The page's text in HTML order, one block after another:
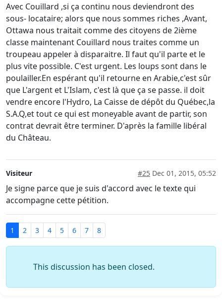
Avec Couillard ,si ça continu nous deviendront des
sous- locataire; alors que nous sommes riches ,Avant,
Ottawa nous traitait comme des citoyens de 2ième
classe maintenant Couillard nous traites comme un
troupeau appeler à disparaitre. Il faut qu'il parte et le
plus vite possible. C'est urgent. Les loups sont dans le
poulailler.En espérant qu'il retourne en Arabie,c'est sûr
que L'argent et L'Islam, c'est là que ça se passe. il doit
vendre encore l'Hydro, La Caisse de dépôt du Québec,la
S.A.Q,et tout ce qui est moneyable avant de partir, son
contrat devrait être terminer. D'après la famille libéral
du Château.
Visiteur #25 Dec 01, 2015, 05:52
Je signe parce que je suis d'accord avec le texte qui
accompagne cette pétition.
1 2 3 4 5 6 7 8
This discussion has been closed.